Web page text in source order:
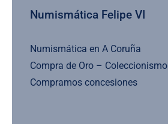
Numismática Felipe VI
Numismática en A Coruña
Compra de Oro – Coleccionismo
Compramos concesiones